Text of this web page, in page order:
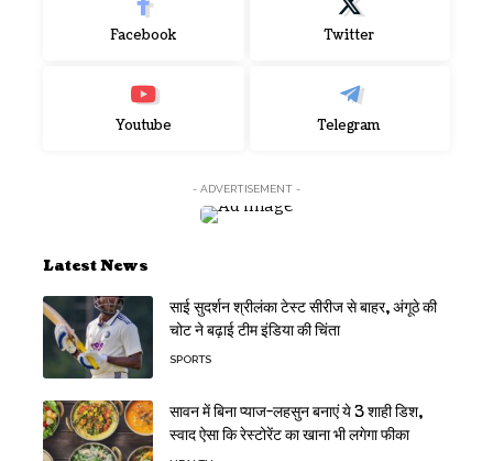
Facebook Twitter
Youtube Telegram
- ADVERTISEMENT -
Latest News
साई सुदर्शन श्रीलंका टेस्ट सीरीज से बाहर, अंगूठे की
चोट ने बढ़ाई टीम इंडिया की चिंता
SPORTS
सावन में बिना प्याज-लहसुन बनाएं ये 3 शाही डिश,
स्वाद ऐसा कि रेस्टोरेंट का खाना भी लगेगा फीका